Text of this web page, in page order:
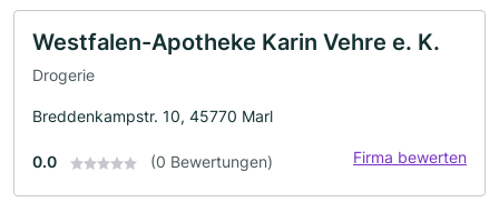
Westfalen-Apotheke Karin Vehre e. K.
Drogerie
Breddenkampstr. 10, 45770 Marl
0.0 (0 Bewertungen) Firma bewerten